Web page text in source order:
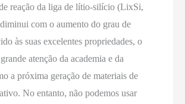
reação da liga de lítio-silício (LixSi,
com o aumento do grau de
às suas excelentes propriedades, o
atenção da academia e da
a próxima geração de materiais de
No entanto, não podemos usar